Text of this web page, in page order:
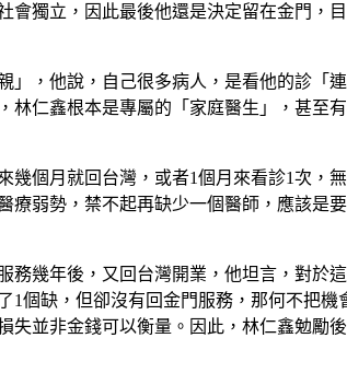
獨立，因此最後他還是決定留在金門，
，他說，自己很多病人，是看他的診「
仁鑫根本是專屬的「家庭醫生」，甚至
個月就回台灣，或者1個月來看診1次，
弱勢，禁不起再缺少一個醫師，應該是
幾年後，又回台灣開業，他坦言，對於
個缺，但卻沒有回金門服務，那何不把
並非金錢可以衡量。因此，林仁鑫勉勵